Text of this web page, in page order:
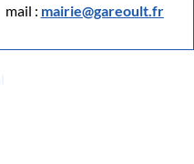
mail : mairie@gareoult.fr